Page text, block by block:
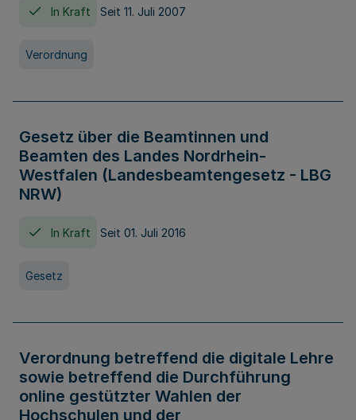
In Kraft Seit 11. Juli 2007
Verordnung
Gesetz über die Beamtinnen und
Beamten des Landes Nordrhein-
Westfalen (Landesbeamtengesetz - LBG
NRW)
In Kraft Seit 01. Juli 2016
Gesetz
Verordnung betreffend die digitale Lehre
sowie betreffend die Durchführung
online gestützter Wahlen der
Hochschulen und der